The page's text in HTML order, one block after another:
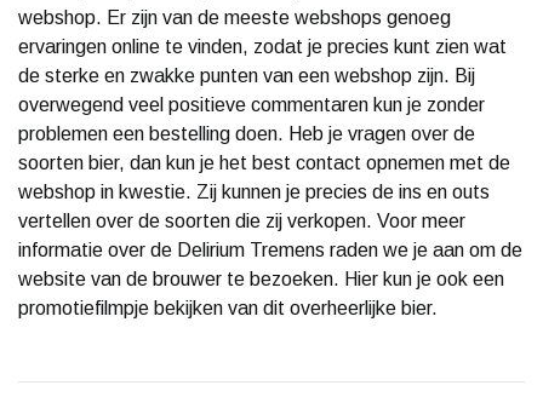
webshop. Er zijn van de meeste webshops genoeg
ervaringen online te vinden, zodat je precies kunt zien wat
de sterke en zwakke punten van een webshop zijn. Bij
overwegend veel positieve commentaren kun je zonder
problemen een bestelling doen. Heb je vragen over de
soorten bier, dan kun je het best contact opnemen met de
webshop in kwestie. Zij kunnen je precies de ins en outs
vertellen over de soorten die zij verkopen. Voor meer
informatie over de Delirium Tremens raden we je aan om de
website van de brouwer te bezoeken. Hier kun je ook een
promotiefilmpje bekijken van dit overheerlijke bier.